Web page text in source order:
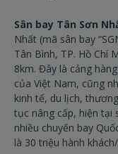
Sân bay Tân Sơn
Nhất (mã sân bay
Tân Bình, TP. Hồ Chí
8km. Đây là cảng
của Việt Nam, cũng
kinh tế, du lịch,
tục nâng cấp, hiện tại
nhiều chuyến bay
là 30 triệu hành